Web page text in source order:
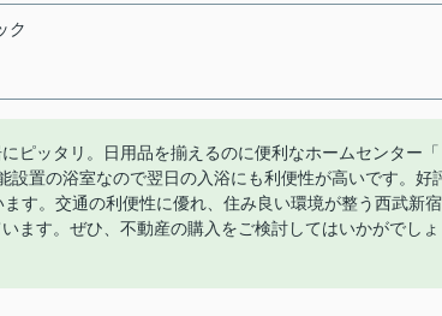
ク
ピッタリ。日用品を揃えるのに便利なホームセンター
置の浴室なので翌日の入浴にも利便性が高いです。好
す。交通の利便性に優れ、住み良い環境が整う西武新宿
ます。ぜひ、不動産の購入をご検討してはいかがでし